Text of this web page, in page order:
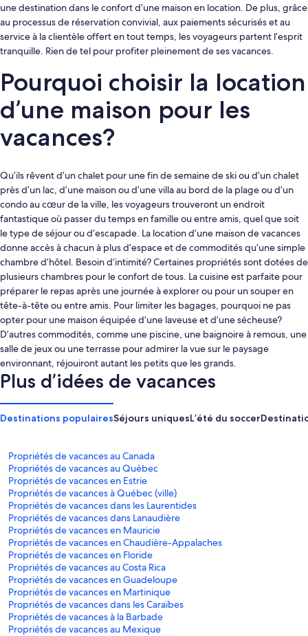
une destination dans le confort d’une maison en location. De plus, grâce
au processus de réservation convivial, aux paiements sécurisés et au
service à la clientèle offert en tout temps, les voyageurs partent l’esprit
tranquille. Rien de tel pour profiter pleinement de ses vacances.
Pourquoi choisir la location
d’une maison pour les
vacances?
Qu’ils rêvent d’un chalet pour une fin de semaine de ski ou d’un chalet
près d’un lac, d’une maison ou d’une villa au bord de la plage ou d’un
condo au cœur de la ville, les voyageurs trouveront un endroit
fantastique où passer du temps en famille ou entre amis, quel que soit
le type de séjour ou d’escapade. La location d’une maison de vacances
donne accès à chacun à plus d’espace et de commodités qu’une simple
chambre d’hôtel. Besoin d’intimité? Certaines propriétés sont dotées de
plusieurs chambres pour le confort de tous. La cuisine est parfaite pour
préparer le repas après une journée à explorer ou pour un souper en
tête-à-tête ou entre amis. Pour limiter les bagages, pourquoi ne pas
opter pour une maison équipée d’une laveuse et d’une sécheuse?
D’autres commodités, comme une piscine, une baignoire à remous, une
salle de jeux ou une terrasse pour admirer la vue sur le paysage
environnant, réjouiront autant les petits que les grands.
Plus d’idées de vacances
Destinations populairesSéjours uniquesL’été du soccer
Propriétés de vacances au Canada
Propriétés de vacances au Québec
Propriétés de vacances en Estrie
Propriétés de vacances à Québec (ville)
Propriétés de vacances dans les Laurentides
Propriétés de vacances dans Lanaudière
Propriétés de vacances en Mauricie
Propriétés de vacances en Chaudière-Appalaches
Propriétés de vacances en Floride
Propriétés de vacances au Costa Rica
Propriétés de vacances en Guadeloupe
Propriétés de vacances en Martinique
Propriétés de vacances dans les Caraïbes
Propriétés de vacances à la Barbade
Propriétés de vacances au Mexique